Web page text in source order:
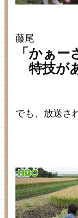
藤尾
「かぁー
特技が
でも、放送さ